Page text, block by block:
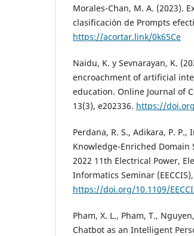
Morales-Chan, M. A. (2023).
clasificación de Prompts
https://acortar.link/0k65Ce
Naidu, K. y Sevnarayan, K.
encroachment of artificial
education. Online Journal of
13(3), e202336. https://
Perdana, R. S., Adikara, P.
Knowledge-Enriched Domain
2022 11th Electrical Power,
Informatics Seminar
https://doi.org/10.1109/
Pham, X. L., Pham, T.,
Chatbot as an Intelligent